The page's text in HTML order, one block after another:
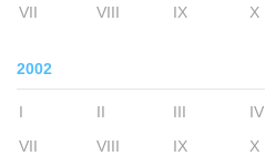
VII
VIII IX X
2002
I II III IV
VII
VIII IX X